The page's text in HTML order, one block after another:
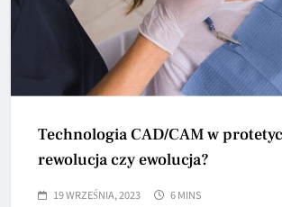
Technologia CAD/CAM w
rewolucja czy ewolucja?
19 WRZEŚNIA, 2023 6 MINS